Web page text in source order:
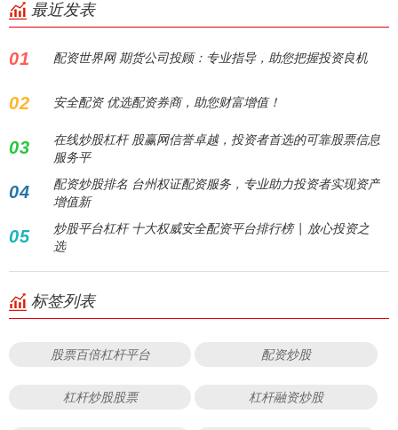
最近发表
01 配资世界网 期货公司投顾：专业指导，助您把握投资良机
02 安全配资 优选配资券商，助您财富增值！
03
在线炒股杠杆 股赢网信誉卓越，投资者首选的可靠股票信息
服务平
04
配资炒股排名 台州权证配资服务，专业助力投资者实现资产
增值新
05
炒股平台杠杆 十大权威安全配资平台排行榜 | 放心投资之
选
标签列表
股票百倍杠杆平台 配资炒股
杠杆炒股股票 杠杆融资炒股